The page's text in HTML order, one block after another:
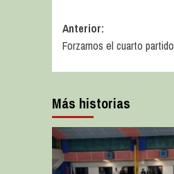
Anterior:
Forzamos el cuarto partido
Más historias